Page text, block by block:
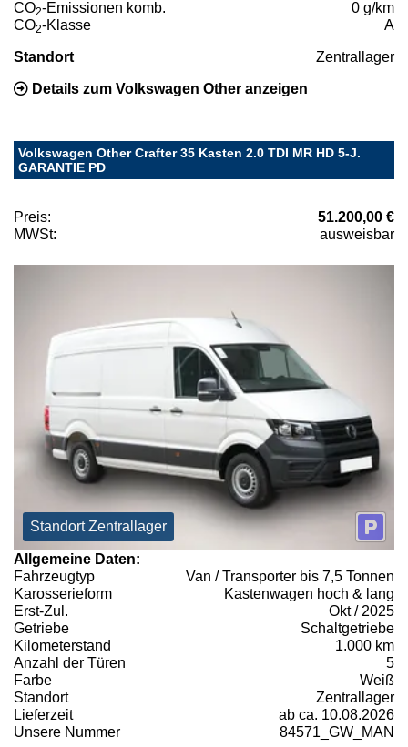
CO2-Emissionen komb.
0 g/km
CO2-Klasse A
Standort Zentrallager
Details zum Volkswagen Other anzeigen
Volkswagen Other Crafter 35 Kasten 2.0 TDI MR HD 5-J.
GARANTIE PD
Preis:
51.200,00 €
MWSt:
ausweisbar
Standort Zentrallager
Allgemeine Daten:
Fahrzeugtyp
Van / Transporter bis 7,5 Tonnen
Karosserieform
Kastenwagen hoch & lang
Erst-Zul.
Okt / 2025
Getriebe
Schaltgetriebe
Kilometerstand
1.000 km
Anzahl der Türen
5
Farbe
Weiß
Standort
Zentrallager
Lieferzeit
ab ca. 10.08.2026
Unsere Nummer
84571_GW_MAN